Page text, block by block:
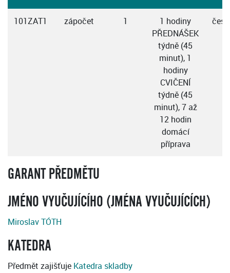
101ZAT1 zápočet 1
1 hodiny
PŘEDNÁŠEK
týdně (45
minut), 1
hodiny
CVIČENÍ
týdně (45
minut), 7 až
12 hodin
domácí
příprava
GARANT PŘEDMĚTU
JMÉNO VYUČUJÍCÍHO (JMÉNA VYUČUJÍCÍCH)
Miroslav TÓTH
KATEDRA
Předmět zajišťuje Katedra skladby